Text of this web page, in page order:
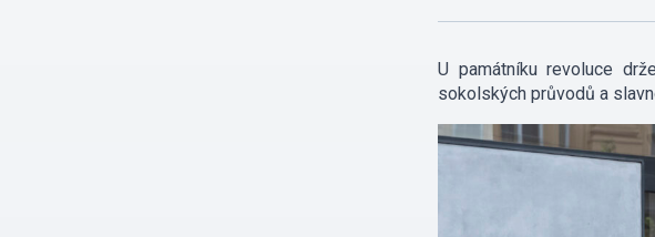
U památníku revoluce
sokolských průvodů a